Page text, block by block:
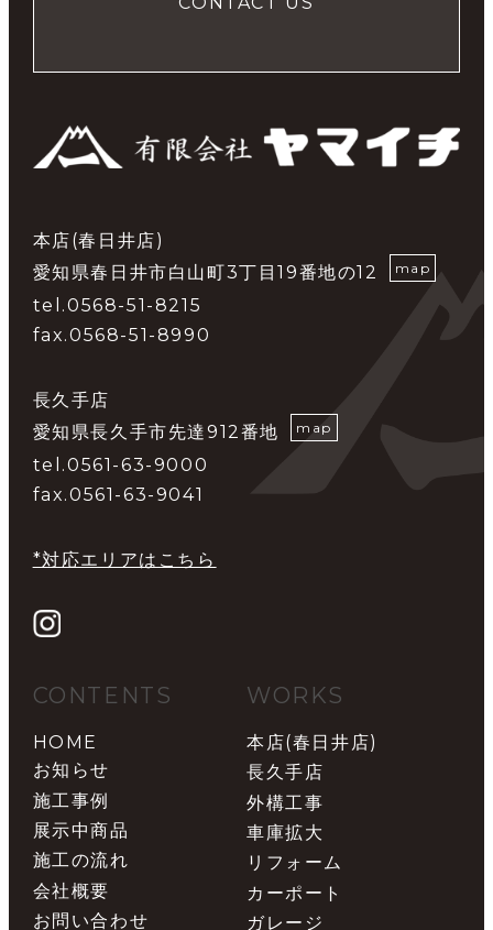
本店(春日井店)
愛知県春日井市白山町3丁目19番地の12
map
tel.0568-51-8215
fax.0568-51-8990
長久手店
愛知県長久手市先達912番地
map
tel.0561-63-9000
fax.0561-63-9041
*対応エリアはこちら
CONTENTS
HOME
お知らせ
施工事例
展示中商品
施工の流れ
会社概要
お問い合わせ
WORKS
本店(春日井店)
長久手店
外構工事
車庫拡大
リフォーム
カーポート
ガレージ